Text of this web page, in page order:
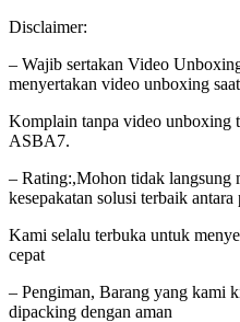
Disclaimer:
– Wajib sertakan Video
menyertakan video unboxing
Komplain tanpa video unboxing
ASBA7.
– Rating:,Mohon tidak langsung
kesepakatan solusi terbaik
Kami selalu terbuka untuk
cepat
– Pengiman, Barang yang kami
dipacking dengan aman